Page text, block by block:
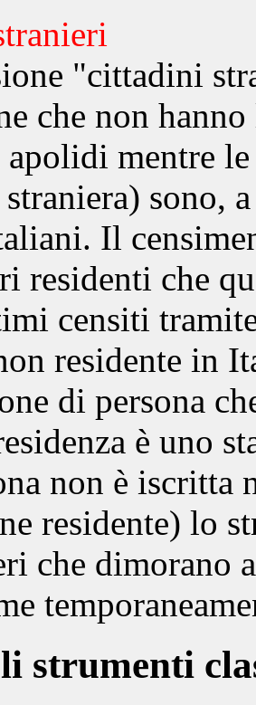
"cittadini
che non
mentre le
sono,
Il
residenti che
censiti
residente in
di persona
è uno
non è iscritta
residente) lo
che dimorano
strumenti